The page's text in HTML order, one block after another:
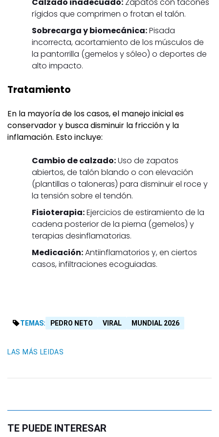
rígidos que comprimen o frotan el talón.
Sobrecarga y biomecánica:Pisada
incorrecta, acortamiento de los músculos de
la pantorrilla (gemelos y sóleo) o deportes de
alto impacto.
Tratamiento
En la mayoría de los casos, el manejo inicial es
conservador y busca disminuir la fricción y la
inflamación. Esto incluye:
Cambio de calzado:Uso de zapatos
abiertos, de talón blando o con elevación
(plantillas o taloneras) para disminuir el roce y
la tensión sobre el tendón.
Fisioterapia:Ejercicios de estiramiento de la
cadena posterior de la pierna (gemelos) y
terapias desinflamatorias.
Medicación:Antiinflamatorios y, en ciertos
casos, infiltraciones ecoguiadas.
TEMAS: PEDRO NETO VIRAL MUNDIAL 2026
LAS MÁS LEIDAS
TE PUEDE INTERESAR